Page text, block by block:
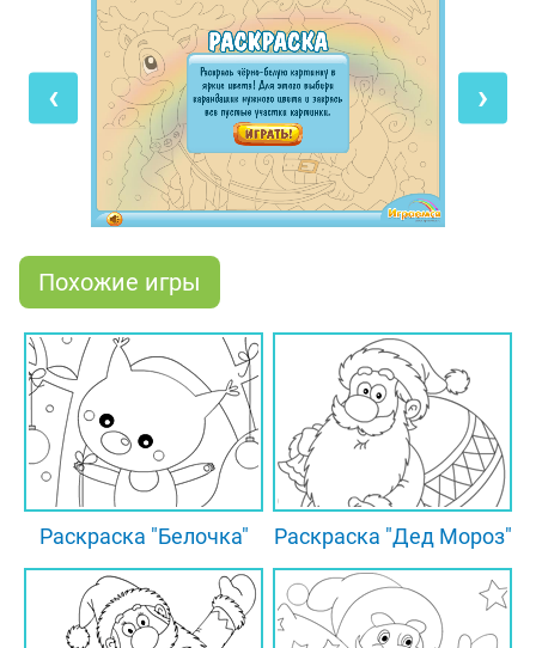
путь был весёлым и лёгким, раскрась нашу чёрно-
белую картинку в праздничные цвета! Выбирай
нужный цвет краски, а затем его оттенок, и
раскрашивай по очереди каждый участок
раскраски. Ты можешь выбрать любые цвета,
какие только захочешь, ведь картинку всегда
можно перекрасить!
‹ ›
Похожие игры
Раскраска "Белочка" Раскраска "Дед Мороз"